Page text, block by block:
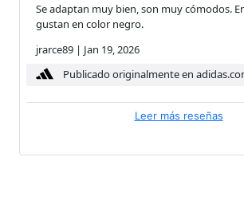
Se adaptan muy bien, son muy cómodos.
gustan en color negro.
jrarce89 | Jan 19, 2026
Publicado originalmente en
Leer más reseñas